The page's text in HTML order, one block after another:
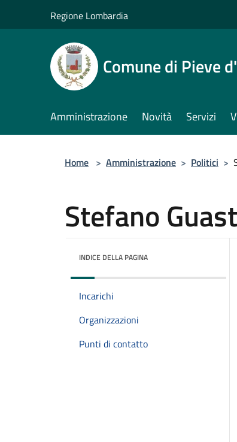
Regione Lombardia
Comune di Pieve
Amministrazione Novità Servizi
Home > Amministrazione > Politici >
Stefano
INDICE DELLA PAGINA
Incarichi
Organizzazioni
Punti di contatto